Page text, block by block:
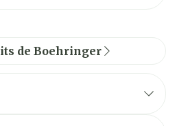
de Boehringer